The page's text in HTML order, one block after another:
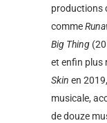
productions
comme
Big Thing
et enfin plus
Skin en
musicale,
de douze